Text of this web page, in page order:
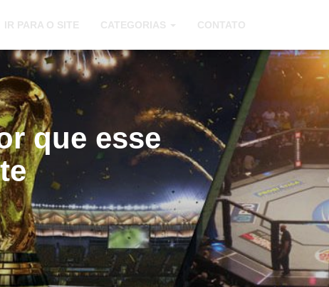
IR PARA O SITE CATEGORIAS CONTATO
que esse